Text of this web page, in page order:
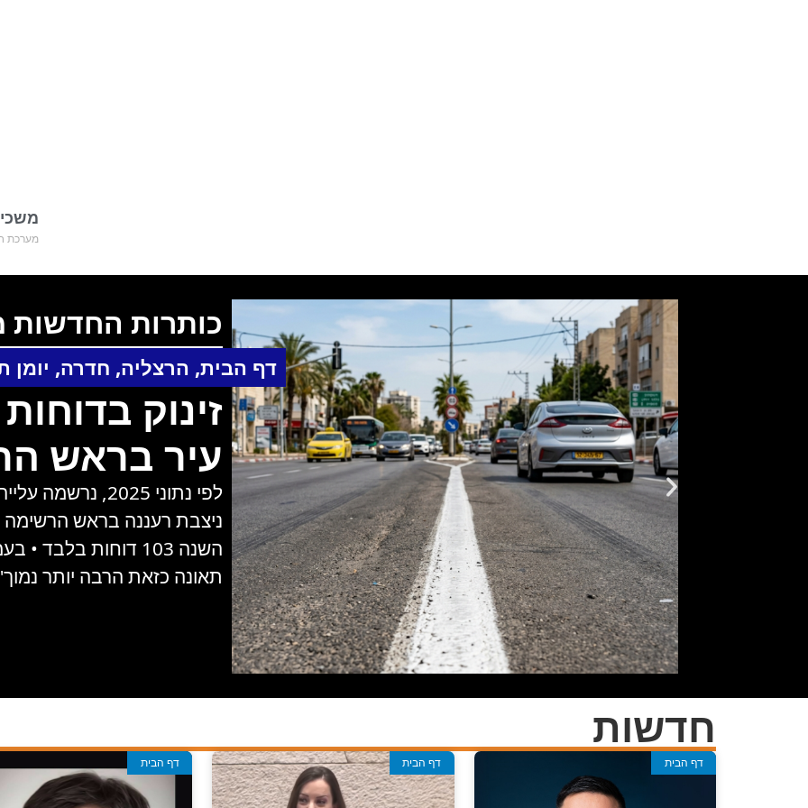
מערכת
כותרות החדשות
דף הבית, הרצליה, חדרה,
זינוק
עיר בראש
לפי נתוני
השנה 103 דוחות
תאונה כזאת הרבה יותר
חדשות
דף הבית דף הבית דף הבית